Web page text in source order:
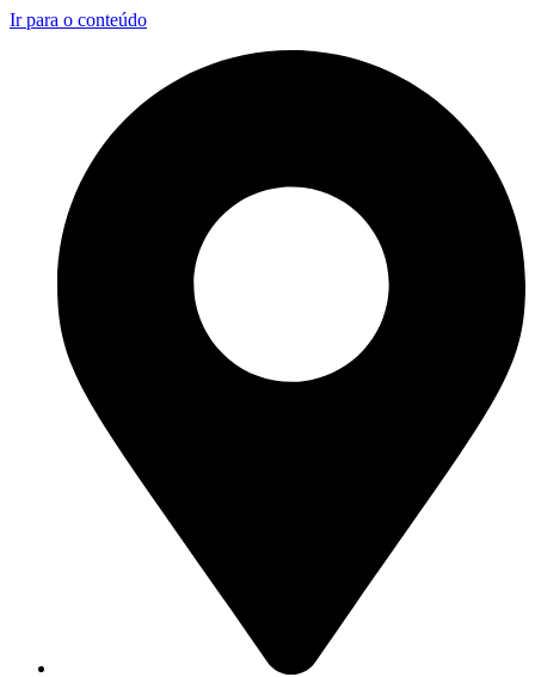
Ir para o conteúdo